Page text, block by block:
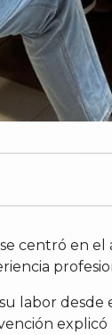
centró en
labor